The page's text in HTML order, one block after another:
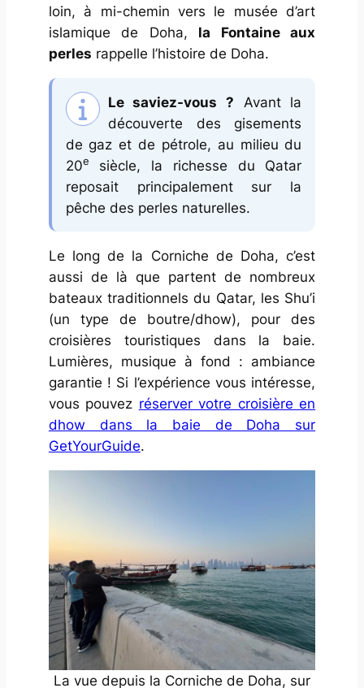
loin, à mi-chemin vers le musée d’art
islamique de Doha, la Fontaine aux
perles rappelle l’histoire de Doha.
Le saviez-vous ? Avant la
découverte des gisements
de gaz et de pétrole, au milieu du
20e
siècle, la richesse du Qatar
reposait principalement sur la
pêche des perles naturelles.
Le long de la Corniche de Doha, c’est
aussi de là que partent de nombreux
bateaux traditionnels du Qatar, les Shu’i
(un type de boutre/dhow), pour des
croisières touristiques dans la baie.
Lumières, musique à fond : ambiance
garantie ! Si l’expérience vous intéresse,
vous pouvez réserver votre croisière en
dhow dans la baie de Doha sur
GetYourGuide.
La vue depuis la Corniche de Doha, sur